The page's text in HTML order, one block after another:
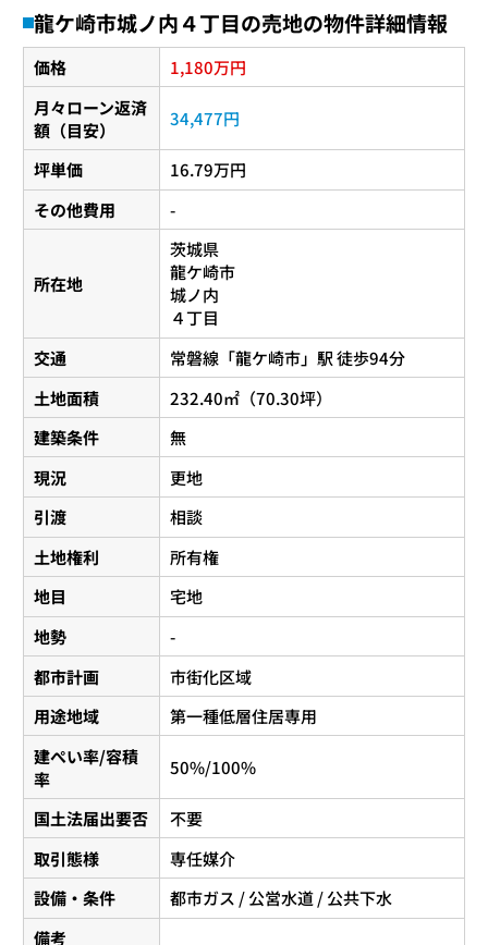
龍ケ崎市城ノ内４丁目の売地の物件詳細情報
価格 1,180万円
月々ローン返済
額（目安）
34,477円
坪単価
16.79万円
その他費用
-
所在地
茨城県
龍ケ崎市
城ノ内
４丁目
交通
常磐線 「龍ケ崎市」駅 徒歩94分
土地面積
232.40㎡（70.30坪）
建築条件
無
現況
更地
引渡
相談
土地権利
所有権
地目
宅地
地勢
-
都市計画
市街化区域
用途地域
第一種低層住居専用
建ぺい率/容積
率
50%/100%
国土法届出要否
不要
取引態様
専任媒介
設備・条件
都市ガス / 公営水道 / 公共下水
備考